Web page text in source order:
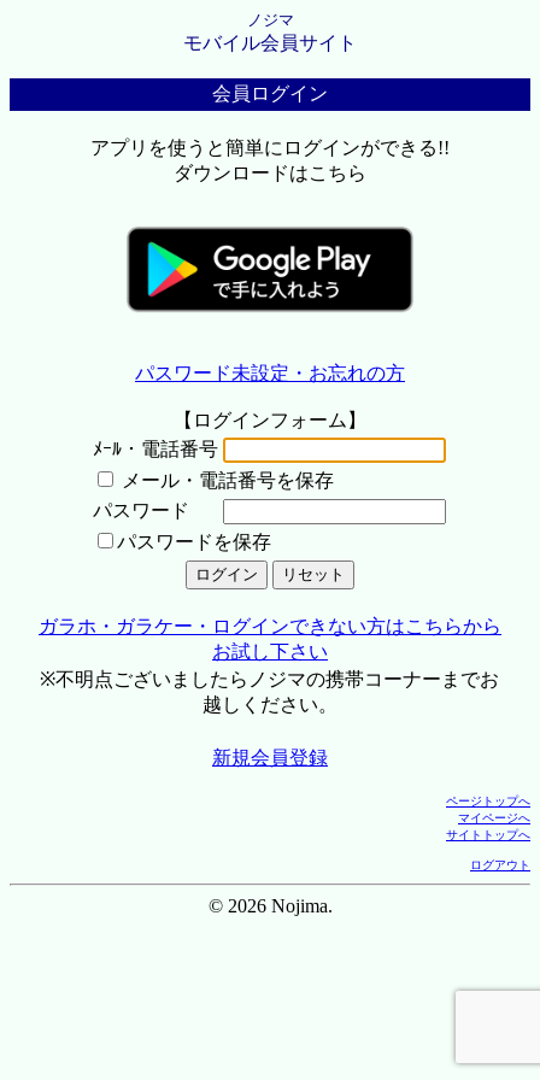
ノジマ
モバイル会員サイト
会員ログイン
アプリを使うと簡単にログインができる!!
ダウンロードはこちら
パスワード未設定・お忘れの方
【ログインフォーム】
ﾒｰﾙ・電話番号
メール・電話番号を保存
パスワード
パスワードを保存
ガラホ・ガラケー・ログインできない方はこちらから
お試し下さい
※不明点ございましたらノジマの携帯コーナーまでお
越しください。
新規会員登録
ページトップへ
マイページへ
サイトトップへ
ログアウト
© 2026 Nojima.